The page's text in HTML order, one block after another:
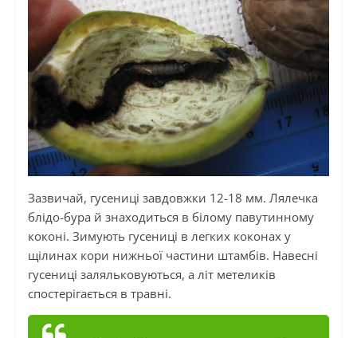
Зазвичай, гусениці завдовжки 12-18 мм. Лялечка
блідо-бура й знаходиться в білому павутинному
коконі. Зимують гусениці в легких коконах у
щілинах кори нижньої частини штамбів. Навесні
гусениці заляльковуються, а літ метеликів
спостерігається в травні.